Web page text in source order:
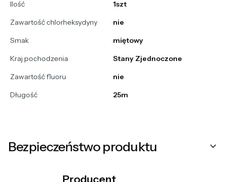
Ilość
1szt
Zawartość chlorheksydyny
nie
Smak
miętowy
Kraj pochodzenia
Stany Zjednoczone
Zawartość fluoru
nie
Długość
25m
Bezpieczeństwo produktu
Producent